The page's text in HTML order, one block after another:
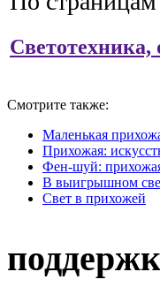
Смотрите также:
Маленькая
Прихожая:
Фен-шуй:
В выигрышном
Свет в прихожей